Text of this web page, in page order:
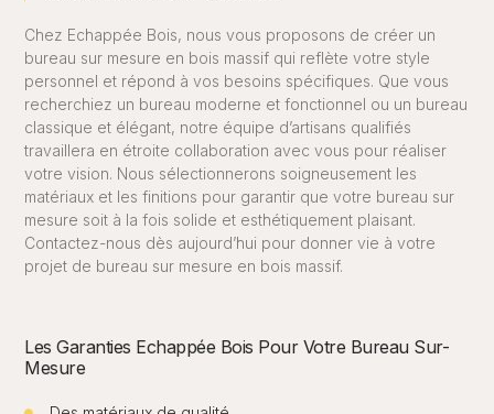
Chez Echappée Bois, nous vous proposons de créer un
bureau sur mesure en bois massif qui reflète votre style
personnel et répond à vos besoins spécifiques. Que vous
recherchiez un bureau moderne et fonctionnel ou un bureau
classique et élégant, notre équipe d’artisans qualifiés
travaillera en étroite collaboration avec vous pour réaliser
votre vision. Nous sélectionnerons soigneusement les
matériaux et les finitions pour garantir que votre bureau sur
mesure soit à la fois solide et esthétiquement plaisant.
Contactez-nous dès aujourd’hui pour donner vie à votre
projet de bureau sur mesure en bois massif.
Les Garanties Echappée Bois Pour Votre Bureau Sur-
Mesure